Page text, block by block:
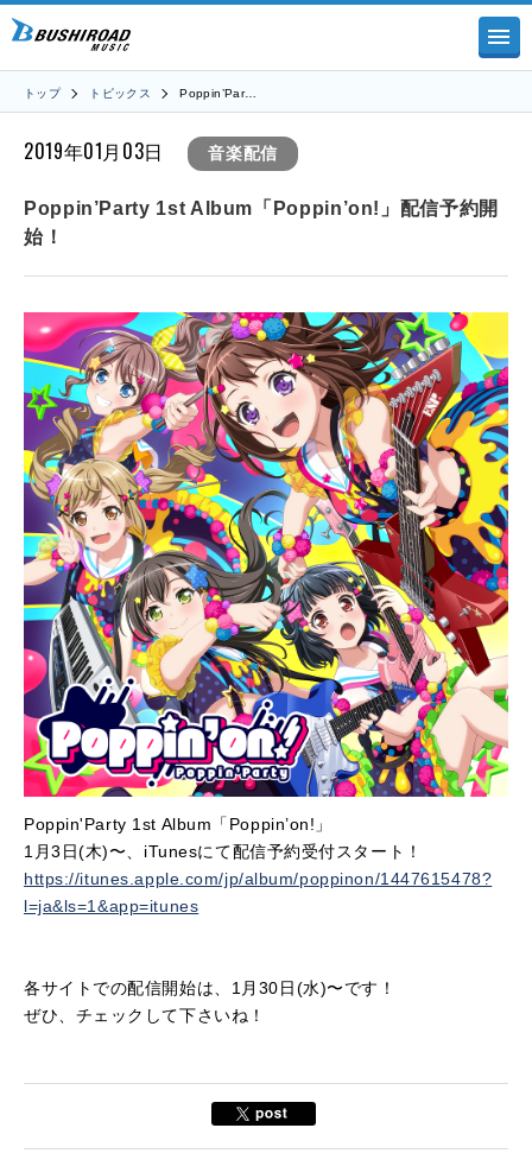
トップ トピックス Poppin’Par…
2019年01月03日 音楽配信
Poppin’Party 1st Album「Poppin’on!」配信予約開
始！
Poppin'Party 1st Album「Poppin’on!」
1月3日(木)〜、iTunesにて配信予約受付スタート！
https://itunes.apple.com/jp/album/poppinon/1447615478?
l=ja&ls=1&app=itunes
各サイトでの配信開始は、1月30日(水)〜です！
ぜひ、チェックして下さいね！